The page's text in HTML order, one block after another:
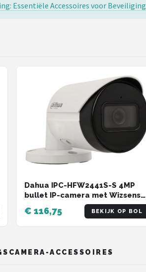
Essentiële Accessoires voor
Dahua IPC-HFW2441S-S 4MP
bullet IP-camera met Wizsense
met 30m nachtzicht
€ 116,75 BEKIJK OP BOL
ACCESSOIRES